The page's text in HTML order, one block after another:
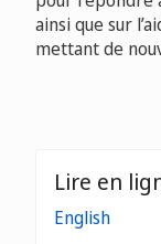
ainsi que sur
mettant de
Lire en
English